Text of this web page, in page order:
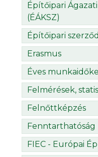
Építőipari
(ÉÁKSZ)
Építőipari
Erasmus
Éves
Felmérések,
Felnőttképzés
Fenntarthatóság
FIEC - Európai